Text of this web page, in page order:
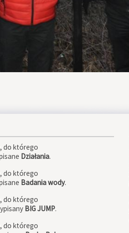
do którego
Działania.
do którego
Badania wody.
do którego
BIG JUMP.
do którego